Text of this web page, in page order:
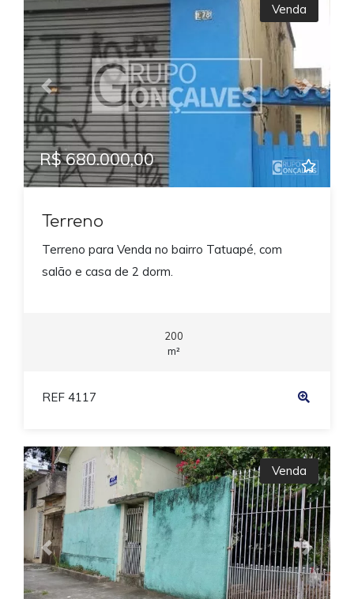
Previous Next
Venda
R$ 680.000,00
Terreno
Terreno para Venda no bairro Tatuapé, com
salão e casa de 2 dorm.
200
m²
REF 4117
Previous Next
Venda